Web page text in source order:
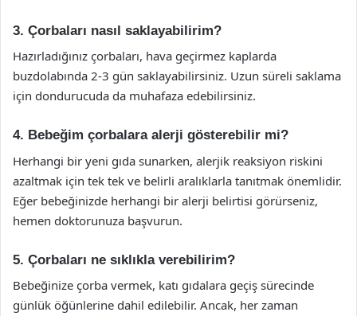
3. Çorbaları nasıl saklayabilirim?
Hazırladığınız çorbaları, hava geçirmez kaplarda
buzdolabında 2-3 gün saklayabilirsiniz. Uzun süreli saklama
için dondurucuda da muhafaza edebilirsiniz.
4. Bebeğim çorbalara alerji gösterebilir mi?
Herhangi bir yeni gıda sunarken, alerjik reaksiyon riskini
azaltmak için tek tek ve belirli aralıklarla tanıtmak önemlidir.
Eğer bebeğinizde herhangi bir alerji belirtisi görürseniz,
hemen doktorunuza başvurun.
5. Çorbaları ne sıklıkla verebilirim?
Bebeğinize çorba vermek, katı gıdalara geçiş sürecinde
günlük öğünlerine dahil edilebilir. Ancak, her zaman